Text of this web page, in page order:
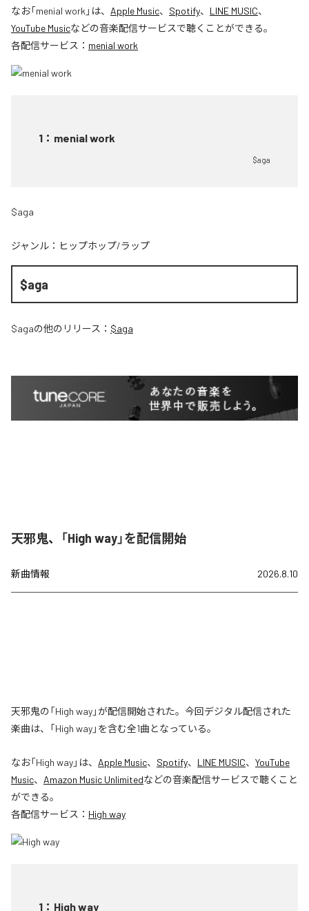
なお「menial work 」は、 Apple Music、 Spotify、 LINE MUSIC、
YouTube Musicなどの音楽配信サービスで聴くことができる。
各配信サービス： menial work
1 ： menial work
$aga
$aga
ジャンル： ヒップホップ/ラップ
$aga
$agaの他のリリース： $aga
天邪鬼、「High way」を配信開始
新曲情報 2026.8.10
天邪鬼の「High way」が配信開始された。今回デジタル配信された
楽曲は、「High way」を含む全1曲となっている。
なお「High way」は、 Apple Music、 Spotify、 LINE MUSIC、 YouTube
Music、 Amazon Music Unlimitedなどの音楽配信サービスで聴くこと
ができる。
各配信サービス： High way
1 ： High way